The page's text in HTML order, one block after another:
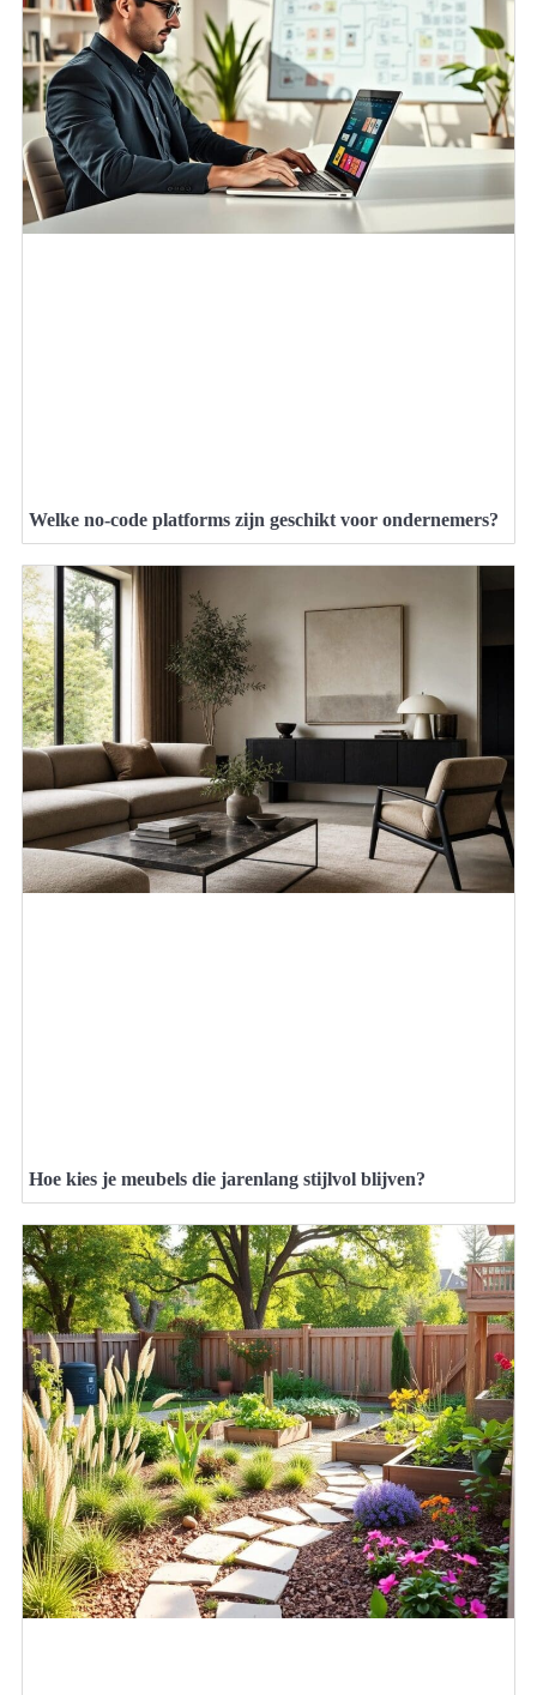
Welke no-code platforms zijn geschikt voor ondernemers?
Hoe kies je meubels die jarenlang stijlvol blijven?